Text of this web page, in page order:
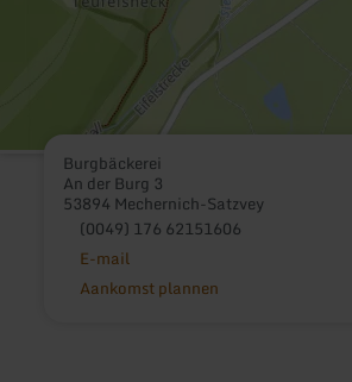
Burgbäckerei
An der Burg 3
53894 Mechernich-Satzvey
(0049) 176 62151606
E-mail
Aankomst plannen